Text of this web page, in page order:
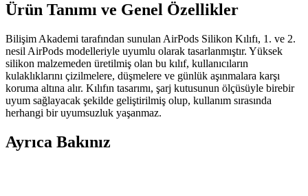
Ürün Tanımı ve Genel Özellikler
Bilişim Akademi tarafından sunulan AirPods Silikon Kılıfı, 1. ve 2.
nesil AirPods modelleriyle uyumlu olarak tasarlanmıştır. Yüksek
silikon malzemeden üretilmiş olan bu kılıf, kullanıcıların
kulaklıklarını çizilmelere, düşmelere ve günlük aşınmalara karşı
koruma altına alır. Kılıfın tasarımı, şarj kutusunun ölçüsüyle birebir
uyum sağlayacak şekilde geliştirilmiş olup, kullanım sırasında
herhangi bir uyumsuzluk yaşanmaz.
Ayrıca Bakınız